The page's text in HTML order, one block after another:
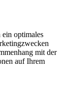
optimales
mit der
auf Ihrem